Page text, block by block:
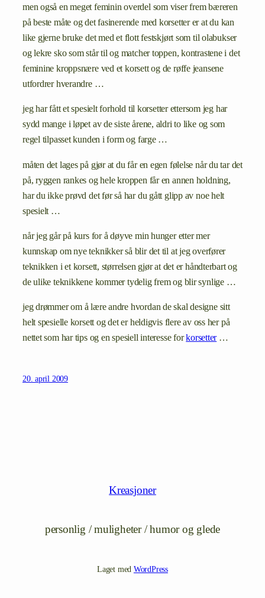
men også en meget feminin overdel som viser frem bæreren
på beste måte og det fasinerende med korsetter er at du kan
like gjerne bruke det med et flott festskjørt som til olabukser
og lekre sko som står til og matcher toppen, kontrastene i det
feminine kroppsnære ved et korsett og de røffe jeansene
utfordrer hverandre …
jeg har fått et spesielt forhold til korsetter ettersom jeg har
sydd mange i løpet av de siste årene, aldri to like og som
regel tilpasset kunden i form og farge …
måten det lages på gjør at du får en egen følelse når du tar det
på, ryggen rankes og hele kroppen får en annen holdning,
har du ikke prøvd det før så har du gått glipp av noe helt
spesielt …
når jeg går på kurs for å døyve min hunger etter mer
kunnskap om nye teknikker så blir det til at jeg overfører
teknikken i et korsett, størrelsen gjør at det er håndterbart og
de ulike teknikkene kommer tydelig frem og blir synlige …
jeg drømmer om å lære andre hvordan de skal designe sitt
helt spesielle korsett og det er heldigvis flere av oss her på
nettet som har tips og en spesiell interesse forkorsetter…
20. april 2009
Kreasjoner
personlig / muligheter / humor og glede
Laget med WordPress